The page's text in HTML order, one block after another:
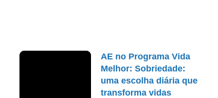
AE no Programa Vida
Melhor: Sobriedade:
uma escolha diária que
transforma vidas